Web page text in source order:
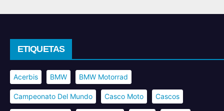
ETIQUETAS
Acerbis BMW BMW Motorrad
Campeonato Del Mundo Casco Moto Cascos